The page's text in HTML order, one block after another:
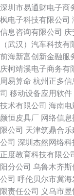
深圳市易通财电子商
枫电子科技有限公司
信息咨询有限公司 庆
（武汉）汽车科技有
前海新富创新金融服
庆柯靖溪电子商务有
周易算命 杭州正多信
司 移动设备应用软件
技术有限公司 海南电
颜恒皮具厂 网络信
限公司 天津筑鼎合乐
公司 深圳杰然网络科
正度教育科技有限公
阳分公司 乌鲁木齐斯
公司 呼伦贝尔市冀
限责任公司
义乌市